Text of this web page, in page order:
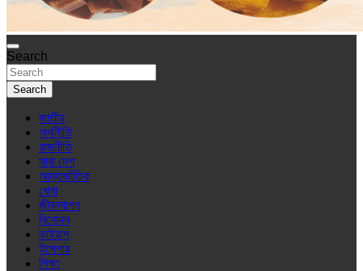
Search
Search
জাতীয়
অর্থনীতি
রাজনীতি
সারা দেশ
আন্তর্জাতিক
খেলা
জীবনযাপন
বিনোদন
ভাইরাস
ইপেপার
শিক্ষা